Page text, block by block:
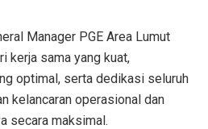
Manager PGE Area Lumut
kerja sama yang kuat,
optimal, serta dedikasi seluruh
kelancaran operasional dan
secara maksimal.